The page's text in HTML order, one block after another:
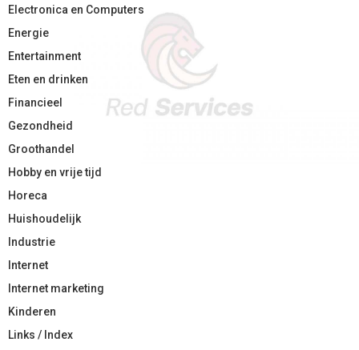
Electronica en Computers
Energie
Entertainment
Eten en drinken
Financieel
Gezondheid
Groothandel
Hobby en vrije tijd
Horeca
Huishoudelijk
Industrie
Internet
Internet marketing
Kinderen
Links / Index